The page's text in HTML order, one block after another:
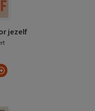
jezelf